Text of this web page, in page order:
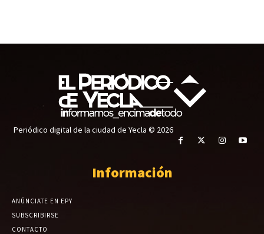
Periódico digital de la ciudad de Yecla © 2026
Información
ANÚNCIATE EN EPY
SUBSCRIBIRSE
CONTACTO